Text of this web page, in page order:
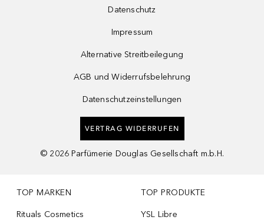
Datenschutz
Impressum
Alternative Streitbeilegung
AGB und Widerrufsbelehrung
Datenschutzeinstellungen
VERTRAG WIDERRUFEN
© 2026 Parfümerie Douglas Gesellschaft m.b.H.
TOP MARKEN
Rituals Cosmetics
TOP PRODUKTE
YSL Libre